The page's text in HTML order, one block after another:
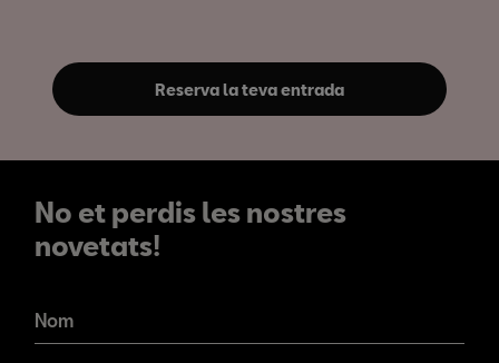
Reserva la teva entrada
No et perdis les nostres
novetats!
novetats!
Nom